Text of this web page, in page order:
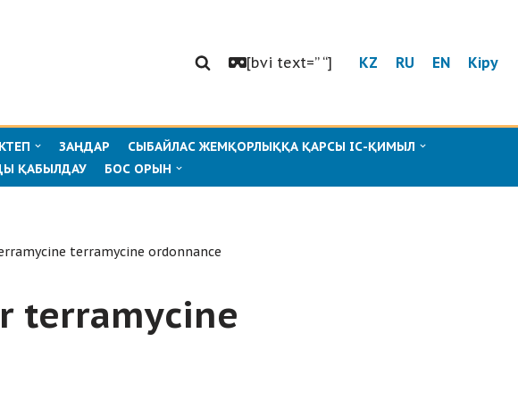
[bvi text=” “] KZ RU EN Кіру
ЗАҢДАР
СЫБАЙЛАС ЖЕМҚОРЛЫҚҚА ҚАРСЫ ІС-ҚИМЫЛ
ҚАБЫЛДАУ БОС ОРЫН
terramycine ordonnance
terramycine